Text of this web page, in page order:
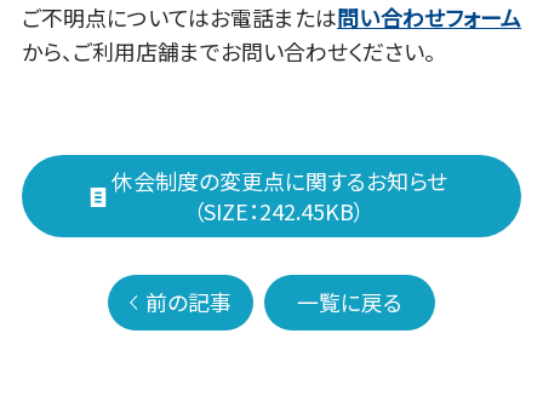
ご不明点についてはお電話または問い合わせフォーム
から、ご利用店舗までお問い合わせください。
休会制度の変更点に関するお知らせ
（SIZE：242.45KB）
前の記事 一覧に戻る